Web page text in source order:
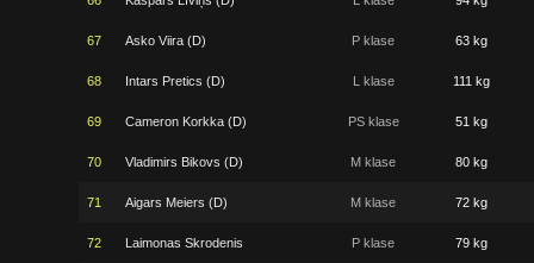
67 Asko Viira (D) P klase 63 kg
68 Intars Pretics (D) L klase 111 kg
69 Cameron Korkka (D) PS klase 51 kg
70 Vladimirs Bikovs (D) M klase 80 kg
71 Aigars Meiers (D) M klase 72 kg
72 Laimonas Skrodenis P klase 79 kg